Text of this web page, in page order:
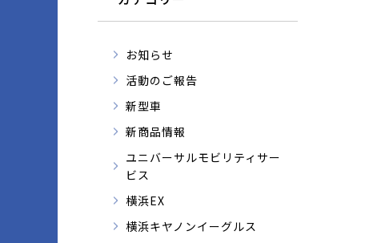
お知らせ
活動のご報告
新型車
新商品情報
ユニバーサルモビリティサー
ビス
横浜EX
横浜キヤノンイーグルス